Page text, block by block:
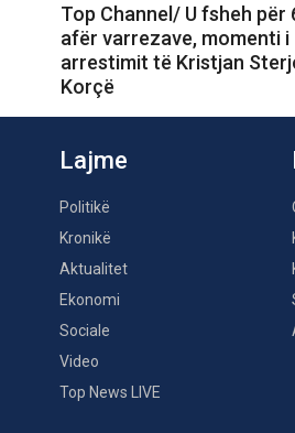
Top Channel/ U fsheh për
afër varrezave, momenti i
arrestimit të Kristjan
Korçë
Lajme
Politikë
Kronikë
Aktualitet
Ekonomi
Sociale
Video
Top News LIVE